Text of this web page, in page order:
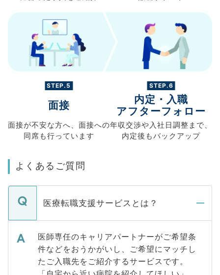
STEP.5
面接
面接が不安な方へ、 面接への
同席も行っています
STEP.6
内定・入職
アフターフォロー
年収交渉や入社日調整まで、
内定後もバックアップ
よくあるご質問
医療転職支援サービスとは？
医師専任のキャリアパートナーがご希望条
件などをおうかがいし、ご希望にマッチし
たご入職先をご紹介するサービスです。